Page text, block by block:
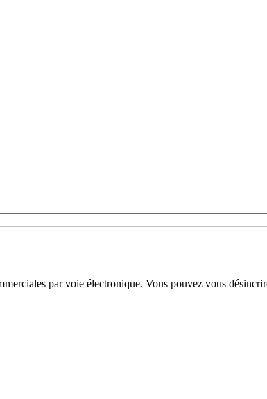
par voie électronique. Vous pouvez vous